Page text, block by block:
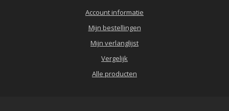
Account informatie
Mijn bestellingen
Mijn verlanglijst
Vergelijk
Alle producten